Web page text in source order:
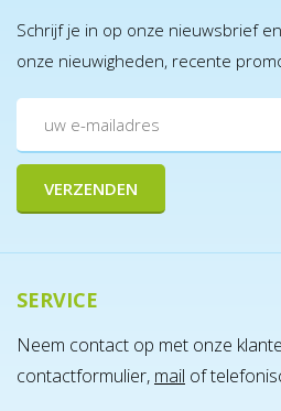
Schrijf je in op onze nieuwsbrief
onze nieuwigheden, recente
SERVICE
Neem contact op met onze
contactformulier, mail of